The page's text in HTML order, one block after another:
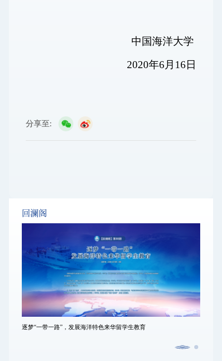
中国海洋大学
2020年6月 16 日
分享至:
回澜阁
逐梦“一带一路”，发展海洋特色来华留学生教育